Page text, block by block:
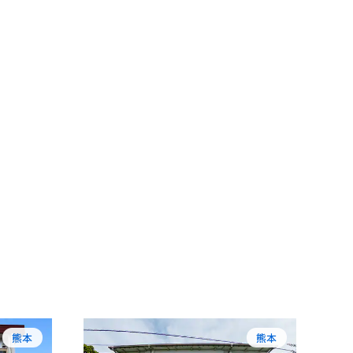
熊本 熊本